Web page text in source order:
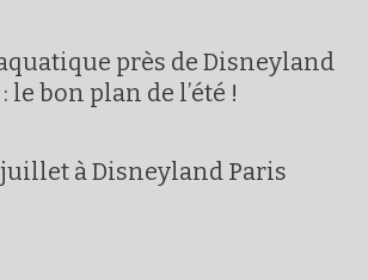
près de Disneyland
le bon plan de l’été !
juillet à Disneyland Paris